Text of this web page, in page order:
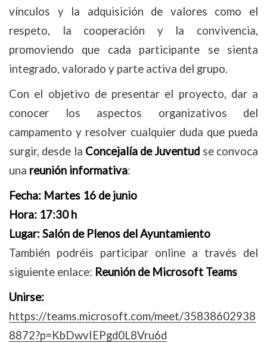
vínculos y la adquisición de valores como el
respeto, la cooperación y la convivencia,
promoviendo que cada participante se sienta
integrado, valorado y parte activa del grupo.
Con el objetivo de presentar el proyecto, dar a
conocer los aspectos organizativos del
campamento y resolver cualquier duda que pueda
surgir, desde la Concejalía de Juventud se convoca
una reunión informativa:
Fecha: Martes 16 de junio
Hora: 17:30 h
Lugar: Salón de Plenos del Ayuntamiento
También podréis participar online a través del
siguiente enlace: Reunión de Microsoft Teams
Unirse:
https://teams.microsoft.com/meet/35838602938
8872?p=KbDwvIEPgd0L8Vru6d